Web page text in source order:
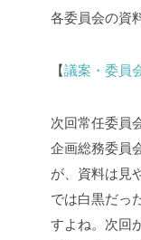
各委員会の資
【議案・委員
次回常任委員
企画総務委員
が、資料は見
では白黒だっ
すよね。次回